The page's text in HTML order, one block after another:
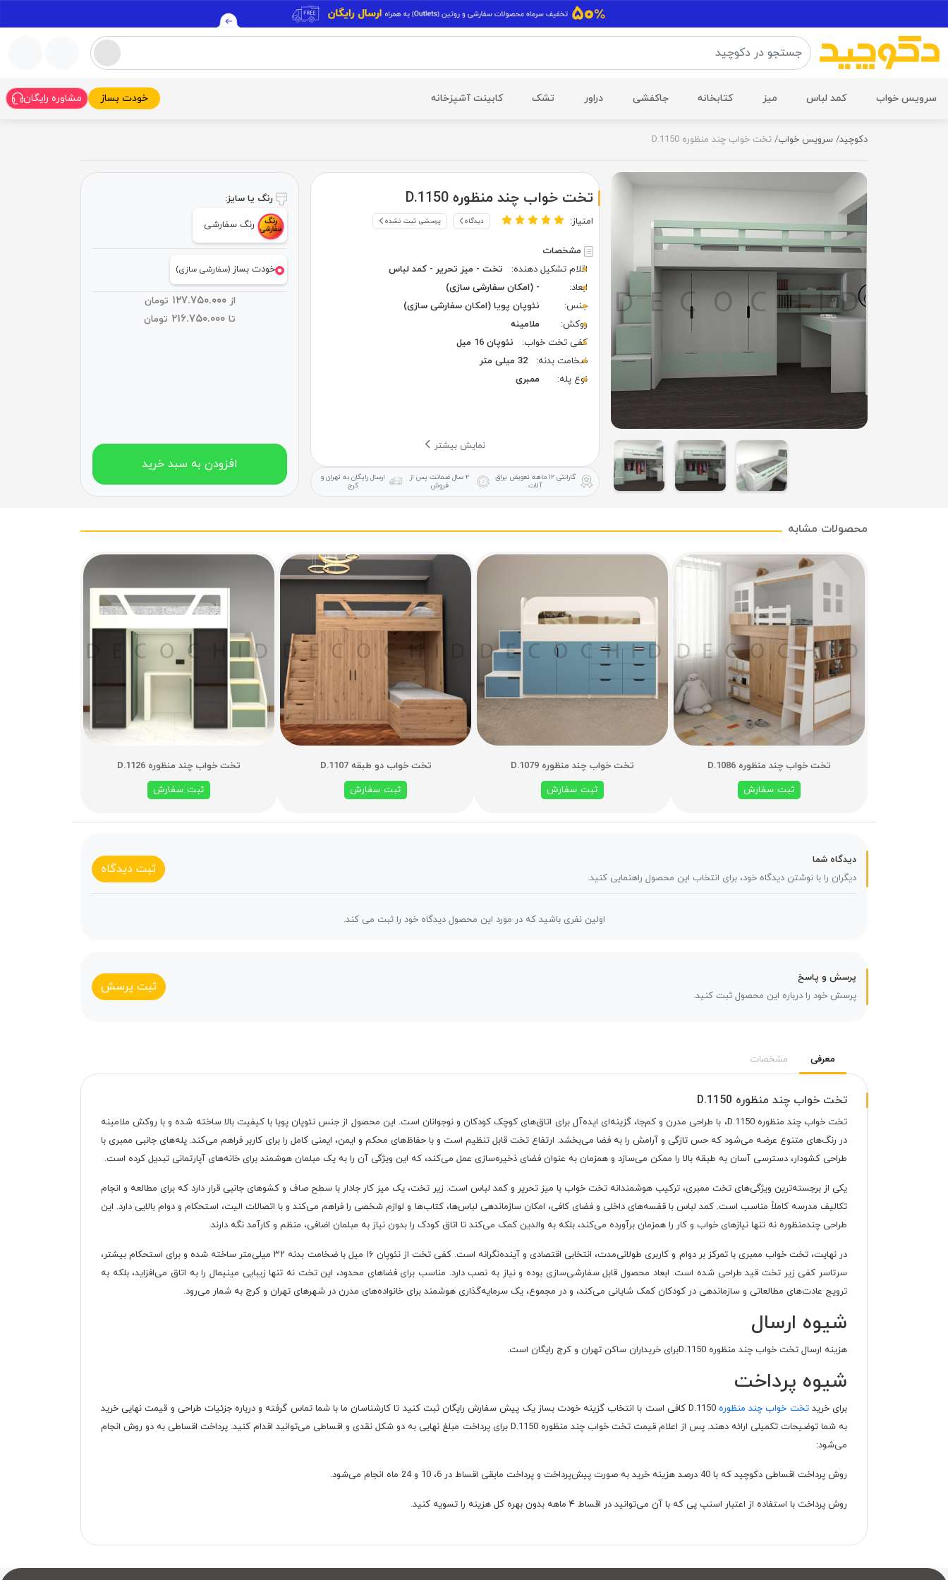
سرویس خواب کمد لباس میز کتابخانه جاکفشی دراور تشک کابینت آشپزخانه خودت بساز مشاوره رایگان
دکوچید سرویس خواب تخت خواب چند منظوره D.1150
تخت خواب چند منظوره D.1150
امتیاز: دیدگاه پرسشی ثبت نشده
مشخصات
اقلام تشکیل دهنده:
تخت - میز تحریر - کمد لباس
ابعاد:
- (امکان سفارشی سازی)
جنس:
نئوپان پویا (امکان سفارشی سازی)
روکش:
ملامینه
کفی تخت خواب:
نئوپان 16 میل
ضخامت بدنه:
32 میلی متر
نوع پله:
ممبری
نمایش بیشتر
گارانتی ۱۲ ماهه
تعویض یراق
آلات
۲ سال ضمانت
پس از
فروش
ارسال رایگان به تهران و
کرج
رنگ یا سایز:
رنگ سفارشی
خودت بساز(سفارشی سازی)
از ۱۲۷.۷۵۰.۰۰۰
تومان
تا
تومان
افزودن به سبد خرید
محصولات مشابه
تخت خواب چند منظوره D.1086
ثبت سفارش
تخت خواب چند منظوره D.1079
ثبت سفارش
تخت خواب دو طبقه D.1107
ثبت سفارش
تخت خواب چند منظوره D.1126
ثبت سفارش
دیدگاه شما
دیگران را با نوشتن دیدگاه خود، برای انتخاب این محصول راهنمایی کنید.
ثبت دیدگاه
اولین نفری باشید که در مورد این محصول دیدگاه خود را ثبت می کند.
پرسش و پاسخ
پرسش خود را درباره این محصول ثبت کنید.
ثبت پرسش
معرفی مشخصات
تخت خواب چند منظوره D.1150
تخت خواب چند منظورهD.1150، با طراحی مدرن و کم‌جا، گزینه‌ای ایده‌آل برای اتاق‌های کوچک کودکان و نوجوانان است. این محصول از جنس نئوپان پویا با کیفیت بالا ساخته شده و با روکش ملامینه
در رنگ‌های متنوع عرضه می‌شود که حس تازگی و آرامش را به فضا می‌بخشد. ارتفاع تخت قابل تنظیم است و با حفاظ‌های محکم و ایمن، ایمنی کامل را برای کاربر فراهم می‌کند. پله‌های جانبی ممبری با
طراحی کشودار، دسترسی آسان به طبقه بالا را ممکن می‌سازد و همزمان به عنوان فضای ذخیره‌سازی عمل می‌کند، که این ویژگی آن را به یک مبلمان هوشمند برای خانه‌های آپارتمانی تبدیل کرده است.
یکی از برجسته‌ترین ویژگی‌های تخت ممبری، ترکیب هوشمندانه تخت خواب با میز تحریر و کمد لباس است. زیر تخت، یک میز کار جادار با سطح صاف و کشوهای جانبی قرار دارد که برای مطالعه و انجام
تکالیف مدرسه کاملاً مناسب است. کمد لباس با قفسه‌های داخلی و فضای کافی، امکان سازماندهی لباس‌ها، کتاب‌ها و لوازم شخصی را فراهم می‌کند و با اتصالات الیت، استحکام و دوام بالایی دارد. این
طراحی چندمنظوره نه تنها نیازهای خواب و کار را همزمان برآورده می‌کند، بلکه به والدین کمک می‌کند تا اتاق کودک را بدون نیاز به مبلمان اضافی، منظم و کارآمد نگه دارند.
در نهایت، تخت خواب ممبری با تمرکز بر دوام و کاربری طولانی‌مدت، انتخابی اقتصادی و آینده‌نگرانه است. کفی تخت از نئوپان ۱۶ میل با ضخامت بدنه ۳۲ میلی‌متر ساخته شده و برای استحکام بیشتر،
سرتاسر کفی زیر تخت قید طراحی شده است. ابعاد محصول قابل سفارشی‌سازی بوده و نیاز به نصب دارد. مناسب برای فضاهای محدود، این تخت نه تنها زیبایی مینیمال را به اتاق می‌افزاید، بلکه به
ترویج عادت‌های مطالعاتی و سازماندهی در کودکان کمک شایانی می‌کند، و در مجموع، یک سرمایه‌گذاری هوشمند برای خانواده‌های مدرن در شهرهای تهران و کرج به شمار می‌رود.
شیوه ارسال
هزینه ارسال تخت خواب چند منظوره D.1150برای خریداران ساکن تهران و کرج رایگان است.
شیوه پرداخت
برای خریدتخت خواب چند منظوره
D.1150 کافی است با انتخاب گزینه خودت بساز یک پیش سفارش رایگان ثبت کنید تا کارشناسان ما با شما تماس گرفته و درباره جزئیات طراحی و قیمت نهایی خرید
به شما توضیحات تکمیلی ارائه دهند. پس از اعلام قیمت تخت خواب چند منظوره D.1150 برای پرداخت مبلغ نهایی به دو شکل نقدی و اقساطی می‌توانید اقدام کنید. پرداخت اقساطی به دو روش انجام
می‌شود:
روش پرداخت اقساطی دکوچید که با 40 درصد هزینه خرید به صورت پیش‌پرداخت و پرداخت مابقی اقساط در 6، 10 و 24 ماه انجام می‌شود.
روش پرداخت با استفاده از اعتبار اسنپ پی که با آن می‌توانید در اقساط ۴ ماهه بدون بهره کل هزینه را تسویه کنید.